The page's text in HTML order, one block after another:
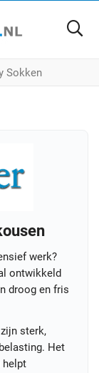
Sokken
werk?
ontwikkeld
droog en fris
sterk,
Het
helpt